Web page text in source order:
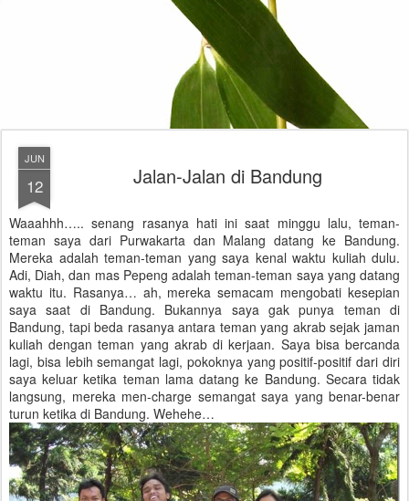
JUN
12 Jalan-Jalan di Bandung
Waaahhh….. senang rasanya hati ini saat minggu lalu, teman-
teman saya dari Purwakarta dan Malang datang ke Bandung.
Mereka adalah teman-teman yang saya kenal waktu kuliah dulu.
Adi, Diah, dan mas Pepeng adalah teman-teman saya yang datang
waktu itu. Rasanya… ah, mereka semacam mengobati kesepian
saya saat di Bandung. Bukannya saya gak punya teman di
Bandung, tapi beda rasanya antara teman yang akrab sejak jaman
kuliah dengan teman yang akrab di kerjaan. Saya bisa bercanda
lagi, bisa lebih semangat lagi, pokoknya yang positif-positif dari diri
saya keluar ketika teman lama datang ke Bandung. Secara tidak
langsung, mereka men-charge semangat saya yang benar-benar
turun ketika di Bandung. Wehehe…